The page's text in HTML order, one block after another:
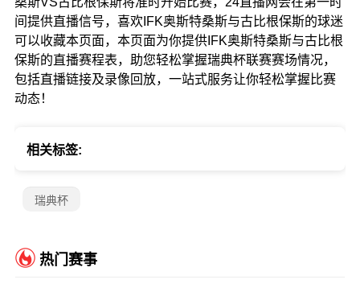
间提供直播信号，喜欢IFK奥斯特桑斯与古比根保斯的球迷
可以收藏本页面，本页面为你提供IFK奥斯特桑斯与古比根
保斯的直播赛程表，助您轻松掌握瑞典杯联赛赛场情况，
包括直播链接及录像回放，一站式服务让你轻松掌握比赛
动态！
相关标签:
瑞典杯
热门赛事